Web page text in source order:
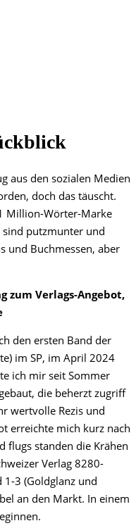
aus den sozialen Medien
doch das täuscht.
Million-Wörter-Marke
sind putzmunter und
und Buchmessen, aber
zum Verlags-Angebot,
den ersten Band der
im SP, im April 2024
ich mir seit Sommer
die beherzt zugriff
wertvolle Rezis und
erreichte mich kurz nach
flugs standen die Krähen
Verlag 8280-
3 (Goldglanz und
an den Markt. In einem